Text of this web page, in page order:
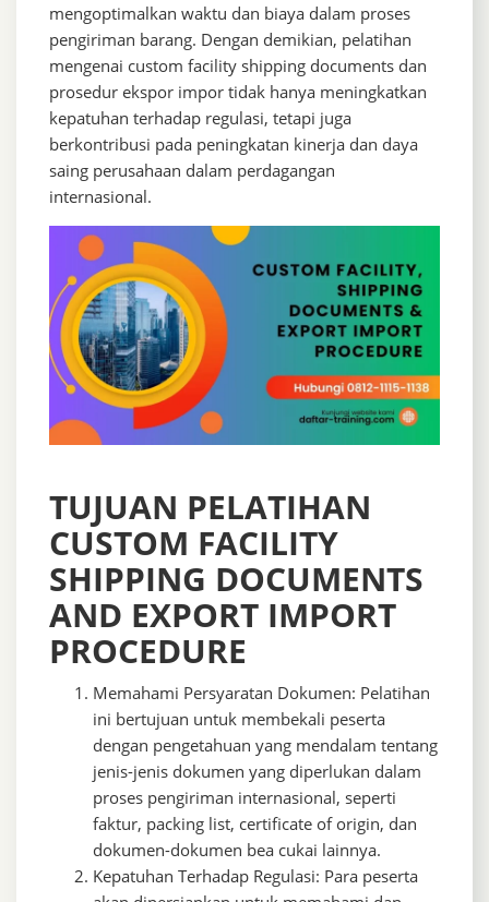
mengoptimalkan waktu dan biaya dalam proses
pengiriman barang. Dengan demikian, pelatihan
mengenai custom facility shipping documents dan
prosedur ekspor impor tidak hanya meningkatkan
kepatuhan terhadap regulasi, tetapi juga
berkontribusi pada peningkatan kinerja dan daya
saing perusahaan dalam perdagangan
internasional.
TUJUAN PELATIHAN
CUSTOM FACILITY
SHIPPING DOCUMENTS
AND EXPORT IMPORT
PROCEDURE
Memahami Persyaratan Dokumen: Pelatihan
ini bertujuan untuk membekali peserta
dengan pengetahuan yang mendalam tentang
jenis-jenis dokumen yang diperlukan dalam
proses pengiriman internasional, seperti
faktur, packing list, certificate of origin, dan
dokumen-dokumen bea cukai lainnya.
Kepatuhan Terhadap Regulasi: Para peserta